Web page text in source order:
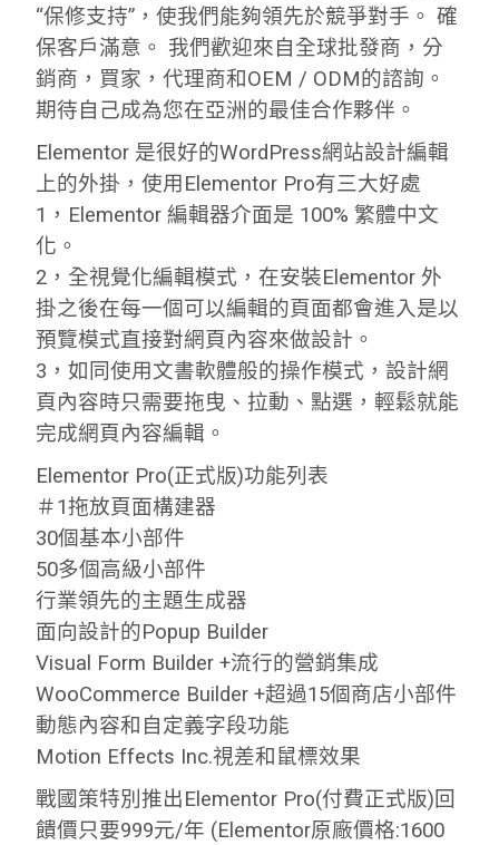
“保修支持”，使我們能夠領先於競爭對手。 確
保客戶滿意。 我們歡迎來自全球批發商，分
銷商，買家，代理商和OEM / ODM的諮詢。
期待自己成為您在亞洲的最佳合作夥伴。
Elementor 是很好的WordPress網站設計編輯
上的外掛，使用Elementor Pro有三大好處
1，Elementor 編輯器介面是 100% 繁體中文
化。
2，全視覺化編輯模式，在安裝Elementor 外
掛之後在每一個可以編輯的頁面都會進入是以
預覽模式直接對網頁內容來做設計。
3，如同使用文書軟體般的操作模式，設計網
頁內容時只需要拖曳、拉動、點選，輕鬆就能
完成網頁內容編輯。
Elementor Pro(正式版)功能列表
＃1拖放頁面構建器
30個基本小部件
50多個高級小部件
行業領先的主題生成器
面向設計的Popup Builder
Visual Form Builder +流行的營銷集成
WooCommerce Builder +超過15個商店小部件
動態內容和自定義字段功能
Motion Effects Inc.視差和鼠標效果
戰國策特別推出Elementor Pro(付費正式版)回
饋價只要999元/年 (Elementor原廠價格:1600